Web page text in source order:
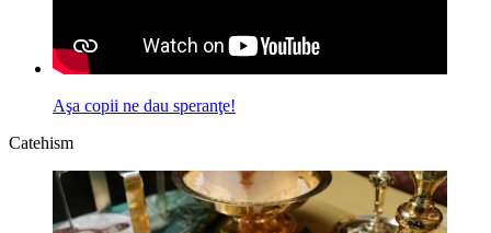
Aşa copii ne dau speranţe!
Catehism